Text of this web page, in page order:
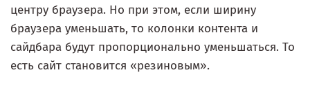
центру браузера. Но при этом, если ширину
браузера уменьшать, то колонки контента и
сайдбара будут пропорционально уменьшаться. То
есть сайт становится «резиновым».